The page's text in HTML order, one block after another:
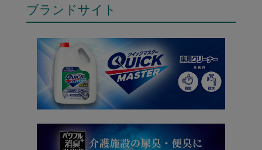
ブランドサイト